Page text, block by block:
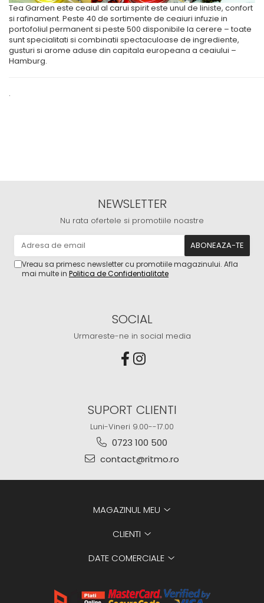
Tea Garden este ceaiul al carui spirit este unul de liniste, confort
si rafinament. Peste 40 de sortimente de ceaiuri infuzie in
portofoliul permanent si peste 500 disponibile la cerere – toate
sunt specialitati si combinatii spectaculoase de ingrediente,
gusturi si arome aduse din capitala europeana a ceaiului –
Hamburg.
.
NEWSLETTER
Nu rata ofertele si promotiile noastre
Vreau sa primesc newsletter cu promotiile magazinului. Afla
mai multe in Politica de Confidentialitate
SOCIAL
Urmareste-ne in social media
SUPORT CLIENTI
Luni-Vineri 9.00--17.00
0723 100 500
contact@ritmo.ro
MAGAZINUL MEU
CLIENTI
DATE COMERCIALE